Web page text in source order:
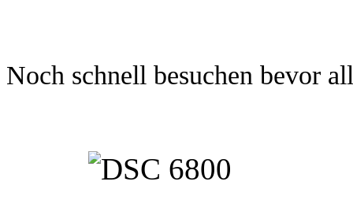
Noch schnell besuchen bevor